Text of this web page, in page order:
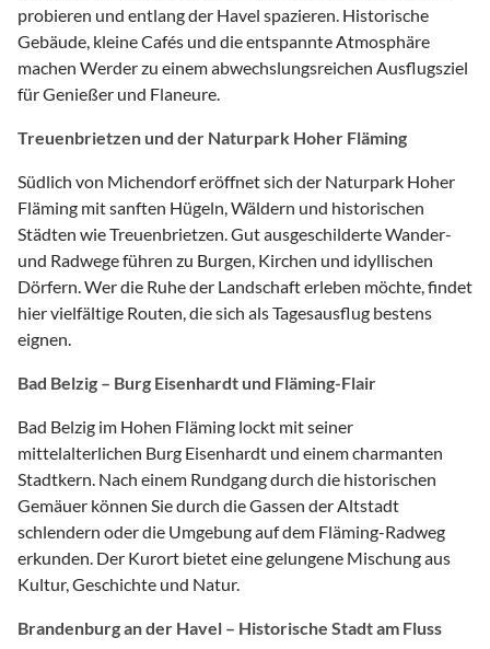
probieren und entlang der Havel spazieren. Historische
Gebäude, kleine Cafés und die entspannte Atmosphäre
machen Werder zu einem abwechslungsreichen Ausflugsziel
für Genießer und Flaneure.
Treuenbrietzen und der Naturpark Hoher Fläming
Südlich von Michendorf eröffnet sich der Naturpark Hoher
Fläming mit sanften Hügeln, Wäldern und historischen
Städten wie Treuenbrietzen. Gut ausgeschilderte Wander-
und Radwege führen zu Burgen, Kirchen und idyllischen
Dörfern. Wer die Ruhe der Landschaft erleben möchte, findet
hier vielfältige Routen, die sich als Tagesausflug bestens
eignen.
Bad Belzig – Burg Eisenhardt und Fläming-Flair
Bad Belzig im Hohen Fläming lockt mit seiner
mittelalterlichen Burg Eisenhardt und einem charmanten
Stadtkern. Nach einem Rundgang durch die historischen
Gemäuer können Sie durch die Gassen der Altstadt
schlendern oder die Umgebung auf dem Fläming-Radweg
erkunden. Der Kurort bietet eine gelungene Mischung aus
Kultur, Geschichte und Natur.
Brandenburg an der Havel – Historische Stadt am Fluss